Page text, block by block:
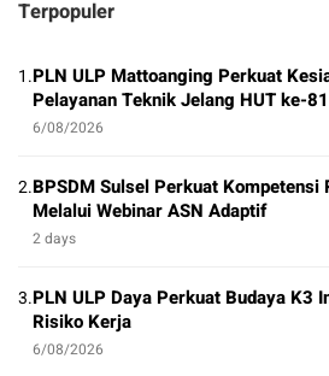
Terpopuler
1.PLN ULP Mattoanging Perkuat
Pelayanan Teknik Jelang HUT ke-
6/08/2026
2.BPSDM Sulsel Perkuat Kompetensi
Melalui Webinar ASN Adaptif
2 days
3.PLN ULP Daya Perkuat Budaya K3
Risiko Kerja
6/08/2026